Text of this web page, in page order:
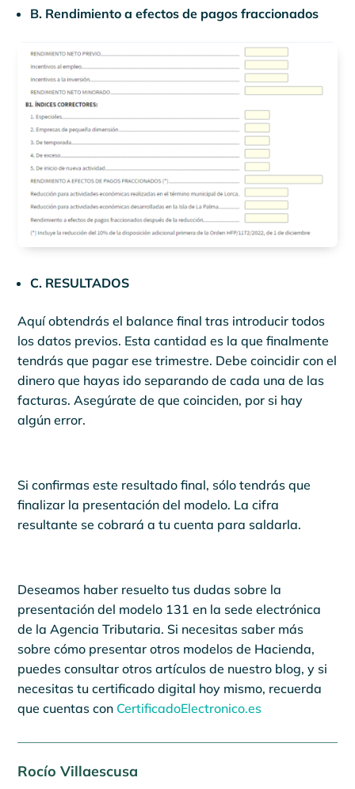
B. Rendimiento a efectos de pagos fraccionados
C. RESULTADOS
Aquí obtendrás el balance final tras introducir todos
los datos previos. Esta cantidad es la que finalmente
tendrás que pagar ese trimestre. Debe coincidir con el
dinero que hayas ido separando de cada una de las
facturas. Asegúrate de que coinciden, por si hay
algún error.
Si confirmas este resultado final, sólo tendrás que
finalizar la presentación del modelo. La cifra
resultante se cobrará a tu cuenta para saldarla.
Deseamos haber resuelto tus dudas sobre la
presentación del modelo 131 en la sede electrónica
de la Agencia Tributaria. Si necesitas saber más
sobre cómo presentar otros modelos de Hacienda,
puedes consultar otros artículos de nuestro blog, y si
necesitas tu certificado digital hoy mismo, recuerda
que cuentas con CertificadoElectronico.es
Rocío Villaescusa